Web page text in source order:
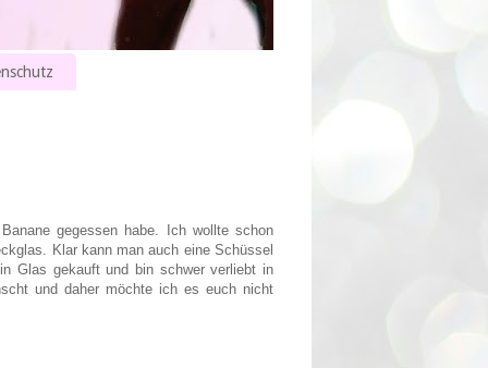
gegessen habe. Ich wollte schon
Klar kann man auch eine Schüssel
Glas gekauft und bin schwer verliebt in
und daher möchte ich es euch nicht